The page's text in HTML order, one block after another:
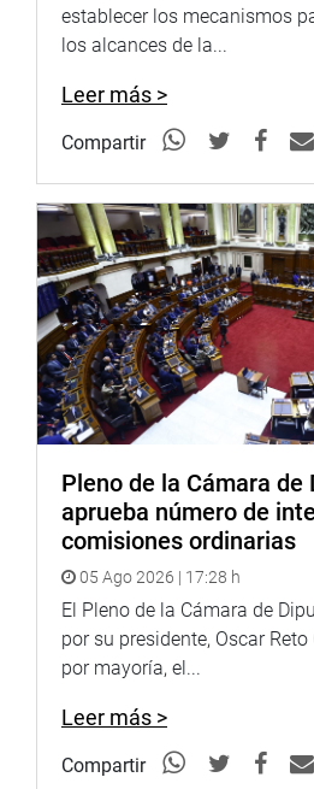
establecer los mecanismos
los alcances de la...
Leer más >
Compartir
Pleno de la Cámara de
aprueba número de
comisiones ordinarias
05 Ago 2026 | 17:28 h
El Pleno de la Cámara de
por su presidente, Oscar
por mayoría, el...
Leer más >
Compartir